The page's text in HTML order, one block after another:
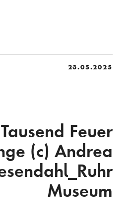
23.05.2025
Tausend Feuer
(c) Andrea
Museum